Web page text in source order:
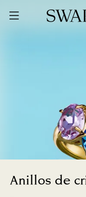
Anillos de
Ordenar por
Fecha de